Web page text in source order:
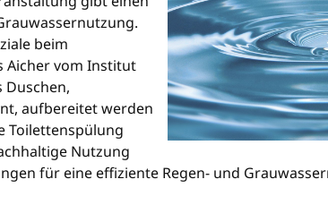
beim
Aicher vom Institut
Duschen,
aufbereitet werden
Toilettenspülung
Nutzung
für eine effiziente Regen- und